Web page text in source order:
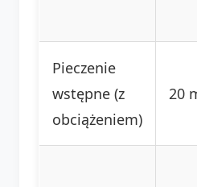
Pieczenie
wstępne (z
obciążeniem)
20